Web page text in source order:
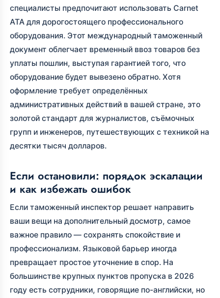
специалисты предпочитают использовать Carnet
ATA для дорогостоящего профессионального
оборудования. Этот международный таможенный
документ облегчает временный ввоз товаров без
уплаты пошлин, выступая гарантией того, что
оборудование будет вывезено обратно. Хотя
оформление требует определённых
административных действий в вашей стране, это
золотой стандарт для журналистов, съёмочных
групп и инженеров, путешествующих с техникой на
десятки тысяч долларов.
Если остановили: порядок эскалации
и как избежать ошибок
Если таможенный инспектор решает направить
ваши вещи на дополнительный досмотр, самое
важное правило — сохранять спокойствие и
профессионализм. Языковой барьер иногда
превращает простое уточнение в спор. На
большинстве крупных пунктов пропуска в 2026
году есть сотрудники, говорящие по-английски, но